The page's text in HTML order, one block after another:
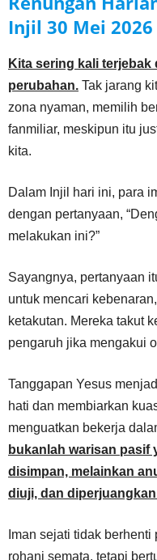
Injil 30 Mei 2026
Kita sering kali
perubahan. Tak jarang
zona nyaman, memilih
fanmiliar, meskipun itu
kita.
Dalam Injil hari ini, para
dengan pertanyaan,
melakukan ini?”
Sayangnya, pertanyaan
untuk mencari
ketakutan. Mereka takut
pengaruh jika mengakui
Tanggapan Yesus
hati dan membiarkan
menguatkan bekerja
bukanlah warisan pasif
disimpan, melainkan
diuji, dan
Iman sejati tidak
rohani semata, tetapi